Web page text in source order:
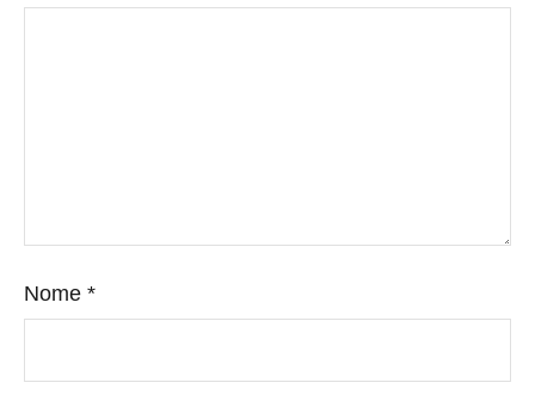
Nome *